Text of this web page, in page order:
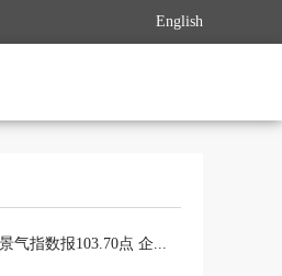
English
气指数报103.70点 企...